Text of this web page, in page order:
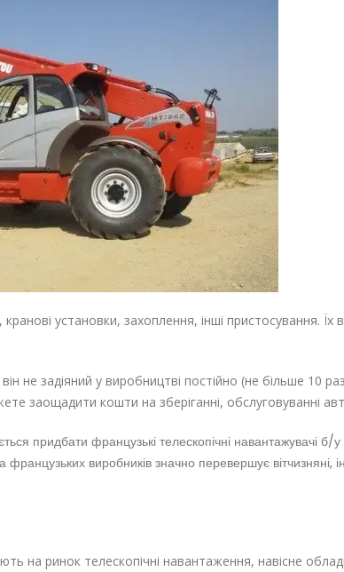
установки, захоплення, інші пристосування. Їх
не задіяний у виробництві постійно (не більше 10
заощадити кошти на зберіганні, обслуговуванні
придбати французькі телескопічні навантажувачі б/у
виробників значно перевершує вітчизняні,
на ринок телескопічні навантаження, навісне